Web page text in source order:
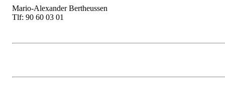
Mario-Alexander Bertheussen
Tlf: 90 60 03 01